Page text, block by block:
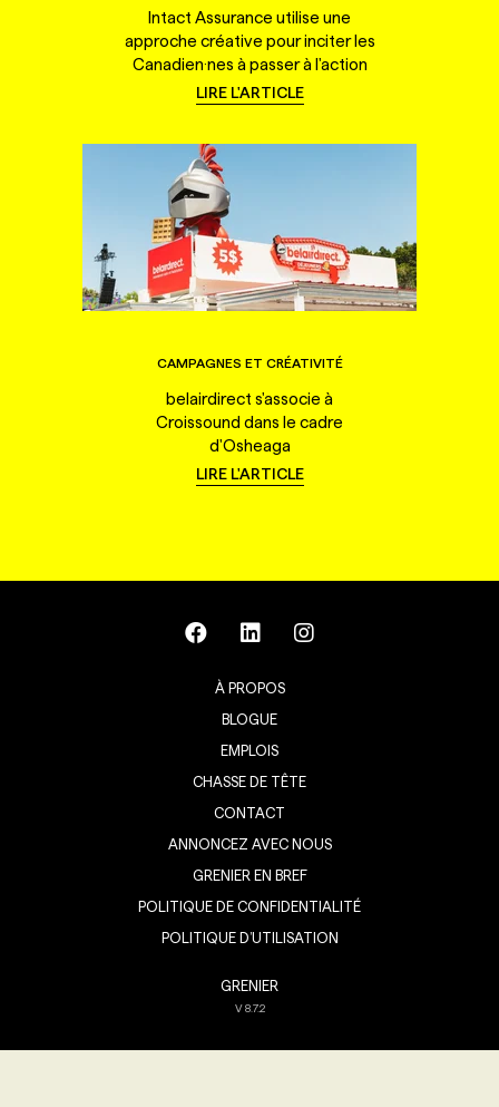
Intact Assurance utilise une
approche créative pour inciter les
Canadien·nes à passer à l'action
LIRE L'ARTICLE
CAMPAGNES ET CRÉATIVITÉ
belairdirect s'associe à
Croissound dans le cadre
d'Osheaga
LIRE L'ARTICLE
À PROPOS
BLOGUE
EMPLOIS
CHASSE DE TÊTE
CONTACT
ANNONCEZ AVEC NOUS
GRENIER EN BREF
POLITIQUE DE CONFIDENTIALITÉ
POLITIQUE D’UTILISATION
GRENIER
V8.7.2